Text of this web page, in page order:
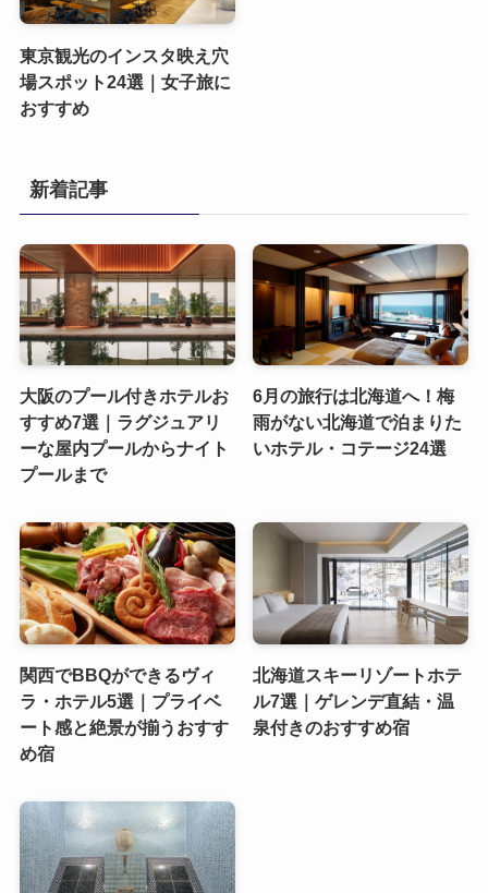
東京観光のインスタ映え穴
場スポット24選｜女子旅に
おすすめ
新着記事
大阪のプール付きホテルお
すすめ7選｜ラグジュアリ
ーな屋内プールからナイト
プールまで
6月の旅行は北海道へ！梅
雨がない北海道で泊まりた
いホテル・コテージ24選
関西でBBQができるヴィ
ラ・ホテル5選｜プライベ
ート感と絶景が揃うおすす
め宿
北海道スキーリゾートホテ
ル7選｜ゲレンデ直結・温
泉付きのおすすめ宿